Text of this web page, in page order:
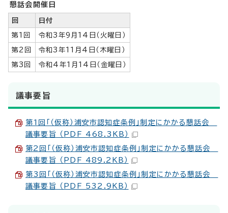
懇話会開催日
回 日付
第1回 令和3年9月14日（火曜日）
第2回 令和3年11月4日（木曜日）
第3回 令和4年1月14日（金曜日）
議事要旨
第1回「（仮称）浦安市認知症条例」制定にかかる懇話会
議事要旨 （PDF 468.3KB）
第2回「（仮称）浦安市認知症条例」制定にかかる懇話会
議事要旨 （PDF 489.2KB）
第3回「（仮称）浦安市認知症条例」制定にかかる懇話会
議事要旨 （PDF 532.9KB）